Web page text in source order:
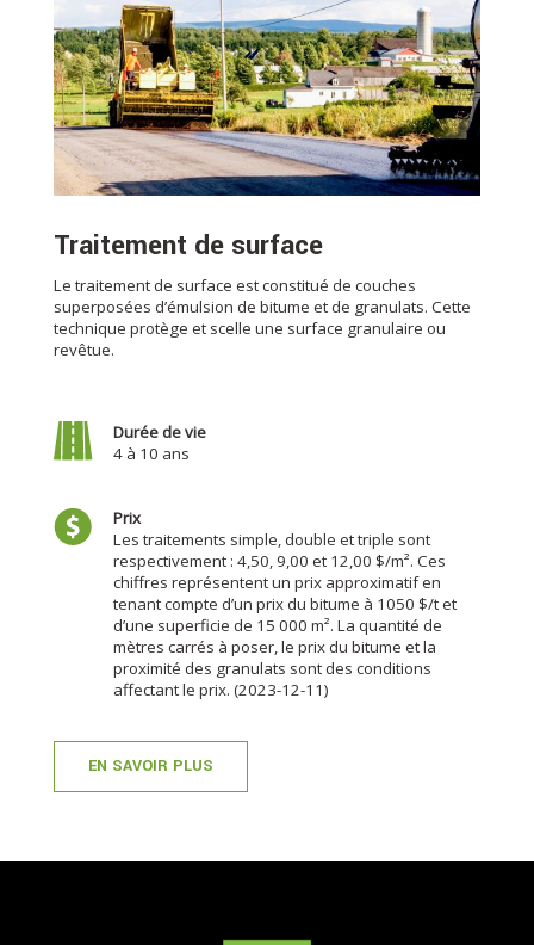
Traitement de surface
Le traitement de surface est constitué de couches
superposées d’émulsion de bitume et de granulats. Cette
technique protège et scelle une surface granulaire ou
revêtue.
Durée de vie
4 à 10 ans
Prix
Les traitements simple, double et triple sont
respectivement : 4,50, 9,00 et 12,00 $/m². Ces
chiffres représentent un prix approximatif en
tenant compte d’un prix du bitume à 1050 $/t et
d’une superficie de 15 000 m². La quantité de
mètres carrés à poser, le prix du bitume et la
proximité des granulats sont des conditions
affectant le prix. (2023-12-11)
EN SAVOIR PLUS